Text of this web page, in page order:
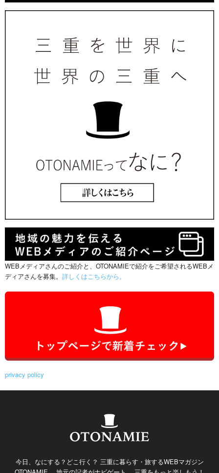
WEBメディアさんのご紹介と、OTONAMIEで紹介をご希望されるWEBメ
ディアさんを募集。 詳しくはこちらから。
privacy policy
今日、なにする？どこ行く？ 三重に暮らす・旅するWEBマガジン